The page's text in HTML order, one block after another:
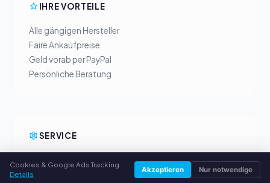
IHRE VORTEILE
Alle gängigen Hersteller
Faire Ankaufpreise
Geld vorab per PayPal
Persönliche Beratung
SERVICE
Datenschutzerklärung
Cookies & Google Ads Tracking.
Details
Akzeptieren Nur notwendige